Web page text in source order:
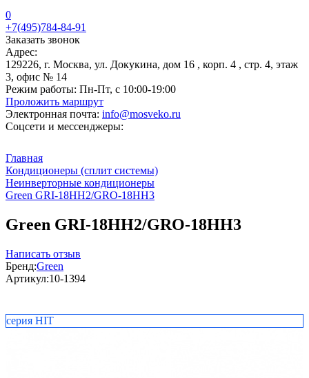
0
+7(495)784-84-91
Заказать звонок
Адрес:
129226, г. Москва, ул. Докукина, дом 16 , корп. 4 , стр. 4, этаж
3, офис № 14
Режим работы: Пн-Пт, с 10:00-19:00
Проложить маршрут
Электронная почта: info@mosveko.ru
Соцсети и мессенджеры:
Главная
Кондиционеры (сплит системы)
Неинверторные кондиционеры
Green GRI-18HH2/GRO-18HH3
Green GRI-18HH2/GRO-18HH3
Написать отзыв
Бренд:Green
Артикул:10-1394
серия HIT